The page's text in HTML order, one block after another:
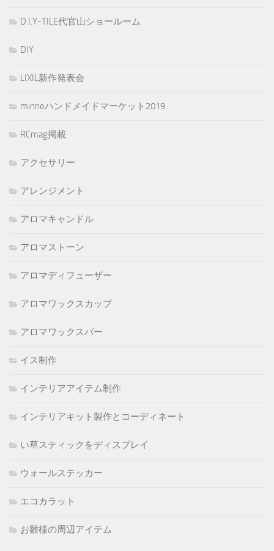
D.I.Y-TILE代官山ショールーム
DIY
LIXIL新作発表会
minneハンドメイドマーケット2019
RCmag掲載
アクセサリー
アレンジメント
アロマキャンドル
アロマストーン
アロマディフューザー
アロマワックスカップ
アロマワックスバー
イス制作
インテリアアイテム制作
インテリアキット製作とコーディネート
い草スティックをディスプレイ
ウォールステッカー
エコカラット
お雛様の周辺アイテム